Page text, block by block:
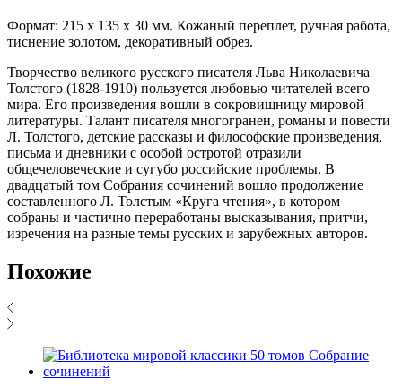
Формат: 215 х 135 х 30 мм. Кожаный переплет, ручная работа,
тиснение золотом, декоративный обрез.
Творчество великого русского писателя Льва Николаевича
Толстого (1828-1910) пользуется любовью читателей всего
мира. Его произведения вошли в сокровищницу мировой
литературы. Талант писателя многогранен, романы и повести
Л. Толстого, детские рассказы и философские произведения,
письма и дневники с особой остротой отразили
общечеловеческие и сугубо российские проблемы. В
двадцатый том Собрания сочинений вошло продолжение
составленного Л. Толстым «Круга чтения», в котором
собраны и частично переработаны высказывания, притчи,
изречения на разные темы русских и зарубежных авторов.
Похожие